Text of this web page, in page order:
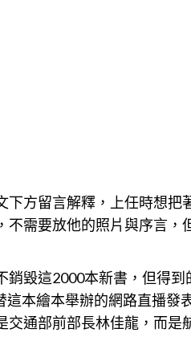
下方留言解釋，上任時想把
需要放他的照片與序言，
毀這2000本新書，但得到
這本繪本舉辦的網路直播發
通部前部長林佳龍，而是